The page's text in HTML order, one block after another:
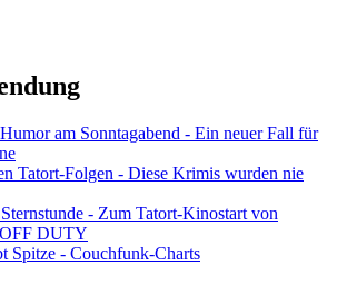
am Sonntagabend - Ein neuer Fall für
Tatort-Folgen - Diese Krimis wurden nie
- Zum Tatort-Kinostart von
DUTY
Spitze - Couchfunk-Charts